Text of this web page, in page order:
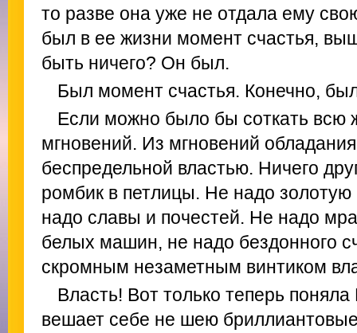
то разве она уже не отдала ему
был в ее жизни момент счастья,
быть ничего? Он был.
Был момент счастья. Конечно,
Если можно было бы соткать всю
мгновений. Из мгновений
беспредельной властью. Ничего
ромбик в петлицы. Не надо золотую
надо славы и почестей. Не надо
белых машин, не надо бездонного
скромным незаметным винтиком
Власть! Вот только теперь
вешает себе не шею